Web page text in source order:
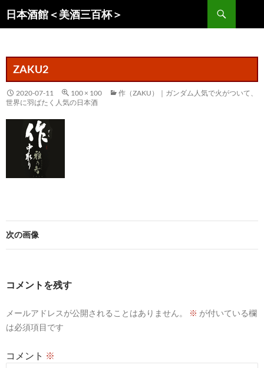
ン
ス
キ
ッ
日本酒館＜美酒三百杯＞
索
ZAKU2
2020-07-11 100 × 100
作（ZAKU）｜ガンダム人気で火がついて、
世界に羽ばたく人気の日本酒
次の画像
コメントを残す
メールアドレスが公開されることはありません。 ※ が付いている欄
は必須項目です
コメント ※